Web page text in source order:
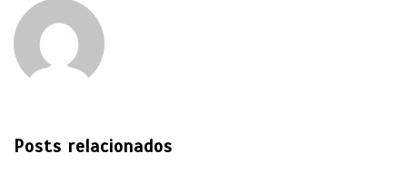
Posts relacionados